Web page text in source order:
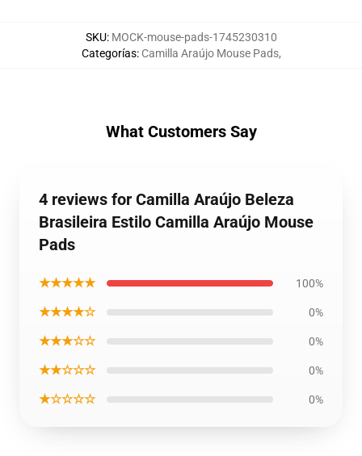
SKU: MOCK-mouse-pads-1745230310
Categorías: Camilla Araújo Mouse Pads,
What Customers Say
4 reviews for Camilla Araújo Beleza
Brasileira Estilo Camilla Araújo Mouse
Pads
★★★★★ 100%
★★★★☆ 0%
★★★☆☆ 0%
★★☆☆☆ 0%
★☆☆☆☆ 0%